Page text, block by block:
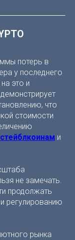
потерь в
у последнего
это и
что
стоимости
стейблкоинам и
не замечать.
продолжать
регулированию
рынка